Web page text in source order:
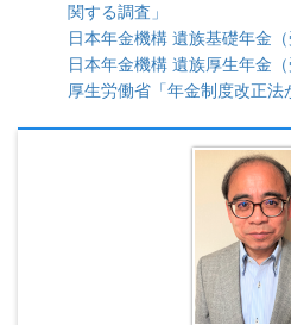
関する調査」
日本年金機構 遺族基礎年金
日本年金機構 遺族厚生年金
厚生労働省「年金制度改正法